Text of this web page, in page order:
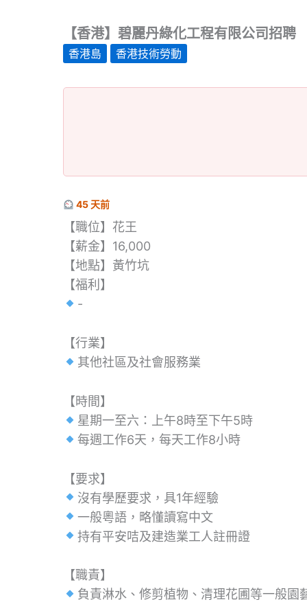
【香港】碧麗丹綠化工程有限公司招聘
香港島 香港技術勞動
45 天前
【職位】花王
【薪金】16,000
【地點】黃竹坑
【福利】
-
【行業】
其他社區及社會服務業
【時間】
星期一至六：上午8時至下午5時
每週工作6天，每天工作8小時
【要求】
沒有學歷要求，具1年經驗
一般粵語，略懂讀寫中文
持有平安咭及建造業工人註冊證
【職責】
負責淋水、修剪植物、清理花圃等一般園